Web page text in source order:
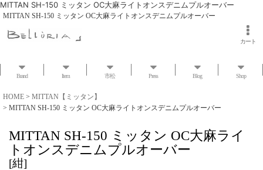
MITTAN SH-150 ミッタン OC大麻ライトオンスデニムプルオーバー
MITTAN SH-150 ミッタン OC大麻ライトオンスデニムプルオーバー
カート
Brand Item 市松 Press Blog Shop
HOME > MITTAN【ミッタン】
> MITTAN SH-150 ミッタン OC大麻ライトオンスデニムプルオーバー
MITTAN SH-150 ミッタン OC大麻ライ
トオンスデニムプルオーバー
[紺]